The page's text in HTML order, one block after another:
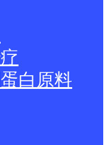
白原料